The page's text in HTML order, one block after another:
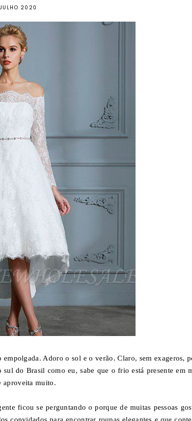
2020
Adoro o sol e o verão. Claro, sem exageros,
do Brasil como eu, sabe que o frio está presente em
aproveita muito.
ficou se perguntando o porque de muitas pessoas
convidados para encontrar roupas elegantes e que